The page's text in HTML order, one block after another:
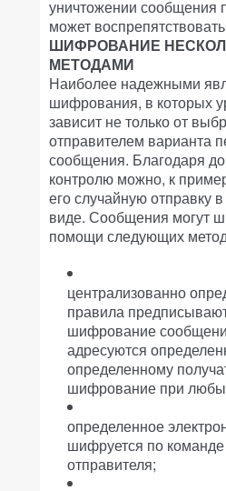
уничтожении сообщения
может
ШИФРОВАНИЕ
МЕТОДАМИ
Наиболее надежными
шифрования, в которых
зависит не только от
отправителем варианта
сообщения. Благодаря
контролю можно, к
его случайную отправку
виде. Сообщения могут
помощи следующих
централизованно
правила
шифрование
адресуются
определенному
шифрование при
определенное
шифруется по команде
отправителя;